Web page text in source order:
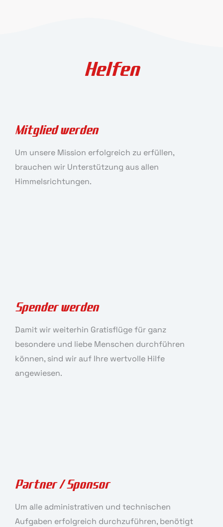
Helfen
Mitglied werden
Um unsere Mission erfolgreich zu erfüllen,
brauchen wir Unterstützung aus allen
Himmelsrichtungen.
Spender werden
Damit wir weiterhin Gratisflüge für ganz
besondere und liebe Menschen durchführen
können, sind wir auf Ihre wertvolle Hilfe
angewiesen.
Partner / Sponsor
Um alle administrativen und technischen
Aufgaben erfolgreich durchzuführen, benötigt